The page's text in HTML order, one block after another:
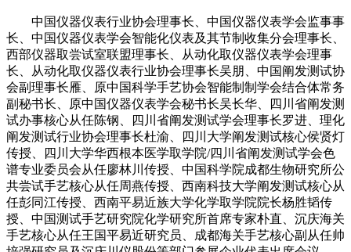
中国仪器仪表行业协会理事长、中国仪器仪表学会监事事
长、中国仪器仪表学会智能化仪表及其节制收集分会理事长、
西部仪器取尝试室联盟理事长、从动化取仪器仪表学会理事
长、从动化取仪器仪表行业协会理事长吴朋、中国阐发测试协
会副理事长雁、原中国科学手艺协会智能制制学会结合体常务
副秘书长、原中国仪器仪表学会秘书长吴长华、四川省阐发测
试办事核心从任陈钢、四川省阐发测试学会理事长罗进、理化
阐发测试行业协会理事长杜渝、四川大学阐发测试核心侯贤灯
传授、四川大学华西根本医学取学院/四川省阐发测试学会色
谱专业委员会从任廖林川传授、中国科学院成都生物研究所公
共尝试手艺核心从任周燕传授、西南科技大学阐发测试核心从
任彭同江传授、西南平易近族大学化学取学院院长杨胜韬传
授、中国测试手艺研究院化学研究所首席专家朴直、沉庆海关
手艺核心从任王国平易近研究员、成都海关手艺核心副从任帅